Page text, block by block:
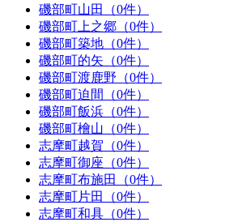
磯部町山田（0件）
磯部町上之郷（0件）
磯部町築地（0件）
磯部町的矢（0件）
磯部町渡鹿野（0件）
磯部町迫間（0件）
磯部町飯浜（0件）
磯部町檜山（0件）
志摩町越賀（0件）
志摩町御座（0件）
志摩町布施田（0件）
志摩町片田（0件）
志摩町和具（0件）